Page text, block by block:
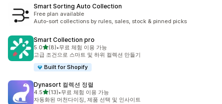
Smart Sorting Auto Collection
Free plan available
Auto-sort collections by rules, sales, stock & pinned picks
Smart Collection pro
5.0별 5개 중
(8)
총 리뷰 8개
•무료 체험 이용 가능
고급 조건으로 스마트 및 하위 컬렉션 만들기
Built for Shopify
Dynasort 컬렉션 정렬
4.5별 5개 중
(13)
총 리뷰 13개
•무료 체험 이용 가능
자동화된 머천다이징, 제품 선택 및 인사이트